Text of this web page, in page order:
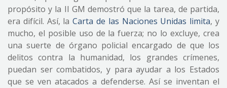
propósito y la II GM demostró que la tarea, de partida,
era difícil. Así, laCarta de las Naciones Unidas limita, y
mucho, el posible uso de la fuerza; no lo excluye, crea
una suerte de órgano policial encargado de que los
delitos contra la humanidad, los grandes crímenes,
puedan ser combatidos, y para ayudar a los Estados
que se ven atacados a defenderse. Así se inventan el